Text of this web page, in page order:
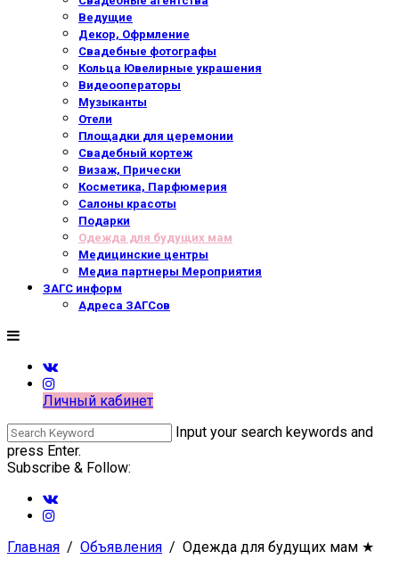
Ведущие
Декор, Офрмление
Свадебные фотографы
Кольца Ювелирные украшения
Видеооператоры
Музыканты
Отели
Площадки для церемонии
Свадебный кортеж
Визаж, Прически
Косметика, Парфюмерия
Салоны красоты
Подарки
Одежда для будущих мам
Медицинские центры
Медиа партнеры Мероприятия
ЗАГС информ
Адреса ЗАГСов
Личный кабинет
Input your search keywords and
press Enter.
Subscribe & Follow:
Главная Объявления Одежда для будущих мам ★